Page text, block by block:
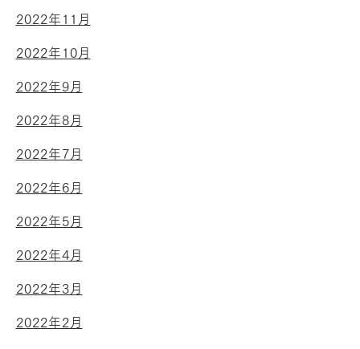
2022年11月
2022年10月
2022年9月
2022年8月
2022年7月
2022年6月
2022年5月
2022年4月
2022年3月
2022年2月